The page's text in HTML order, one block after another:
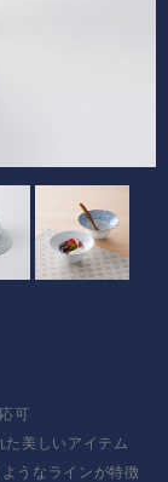
可
美しいアイテム
うなラインが特徴